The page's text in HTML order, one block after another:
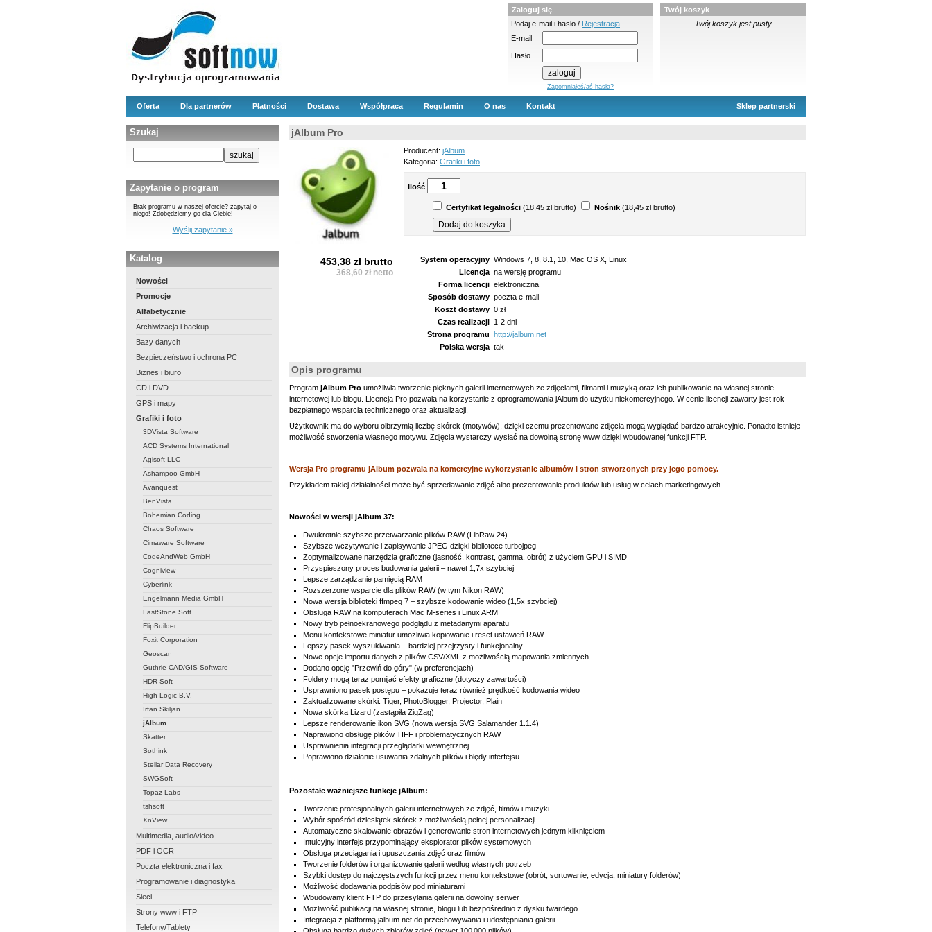
Zaloguj się
Podaj e-mail i hasło / Rejestracja
E-mail
Hasło
Zapomniałeś/aś hasła?
Twój koszyk
Twój koszyk jest pusty
Oferta Dla partnerów Płatności Dostawa Współpraca Regulamin O nas Kontakt Sklep partnerski
Szukaj
Zapytanie o program
Brak programu w naszej ofercie? zapytaj o
niego! Zdobędziemy go dla Ciebie!
Wyślij zapytanie »
Katalog
Nowości
Promocje
Alfabetycznie
Archiwizacja i backup
Bazy danych
Bezpieczeństwo i ochrona PC
Biznes i biuro
CD i DVD
GPS i mapy
Grafiki i foto
3DVista Software
ACD Systems International
Agisoft LLC
Ashampoo GmbH
Avanquest
BenVista
Bohemian Coding
Chaos Software
Cimaware Software
CodeAndWeb GmbH
Cogniview
Cyberlink
Engelmann Media GmbH
FastStone Soft
FlipBuilder
Foxit Corporation
Geoscan
Guthrie CAD/GIS Software
HDR Soft
High-Logic B.V.
Irfan Skiljan
jAlbum
Skatter
Sothink
Stellar Data Recovery
SWGSoft
Topaz Labs
tshsoft
XnView
Multimedia, audio/video
PDF i OCR
Poczta elektroniczna i fax
Programowanie i diagnostyka
Sieci
Strony www i FTP
Telefony/Tablety
jAlbum Pro
Producent: jAlbum
Kategoria: Grafiki i foto
Ilość
Certyfikat legalności (18,45 zł brutto) Nośnik (18,45 zł brutto)
453,38 zł brutto
368,60 zł netto
System operacyjny Windows 7, 8, 8.1, 10, Mac OS X, Linux
Licencja na wersję programu
Forma licencji elektroniczna
Sposób dostawy poczta e-mail
Koszt dostawy 0 zł
Czas realizacji 1-2 dni
Strona programu http://jalbum.net
Polska wersja tak
Opis programu
Program jAlbum Pro umożliwia tworzenie pięknych galerii internetowych ze zdjęciami, filmami i muzyką oraz ich publikowanie na własnej stronie
internetowej lub blogu. Licencja Pro pozwala na korzystanie z oprogramowania jAlbum do użytku niekomercyjnego. W cenie licencji zawarty jest rok
bezpłatnego wsparcia technicznego oraz aktualizacji.
Użytkownik ma do wyboru olbrzymią liczbę skórek (motywów), dzięki czemu prezentowane zdjęcia mogą wyglądać bardzo atrakcyjnie. Ponadto istnieje
możliwość stworzenia własnego motywu. Zdjęcia wystarczy wysłać na dowolną stronę www dzięki wbudowanej funkcji FTP.
Wersja Pro programu jAlbum pozwala na komercyjne wykorzystanie albumów i stron stworzonych przy jego pomocy.
Przykładem takiej działalności może być sprzedawanie zdjęć albo prezentowanie produktów lub usług w celach marketingowych.
Nowości w wersji jAlbum 37:
Dwukrotnie szybsze przetwarzanie plików RAW (LibRaw 24)
Szybsze wczytywanie i zapisywanie JPEG dzięki bibliotece turbojpeg
Zoptymalizowane narzędzia graficzne (jasność, kontrast, gamma, obrót) z użyciem GPU i SIMD
Przyspieszony proces budowania galerii – nawet 1,7x szybciej
Lepsze zarządzanie pamięcią RAM
Rozszerzone wsparcie dla plików RAW (w tym Nikon RAW)
Nowa wersja biblioteki ffmpeg 7 – szybsze kodowanie wideo (1,5x szybciej)
Obsługa RAW na komputerach Mac M-series i Linux ARM
Nowy tryb pełnoekranowego podglądu z metadanymi aparatu
Menu kontekstowe miniatur umożliwia kopiowanie i reset ustawień RAW
Lepszy pasek wyszukiwania – bardziej przejrzysty i funkcjonalny
Nowe opcje importu danych z plików CSV/XML z możliwością mapowania zmiennych
Dodano opcję "Przewiń do góry" (w preferencjach)
Foldery mogą teraz pomijać efekty graficzne (dotyczy zawartości)
Usprawniono pasek postępu – pokazuje teraz również prędkość kodowania wideo
Zaktualizowane skórki: Tiger, PhotoBlogger, Projector, Plain
Nowa skórka Lizard (zastąpiła ZigZag)
Lepsze renderowanie ikon SVG (nowa wersja SVG Salamander 1.1.4)
Naprawiono obsługę plików TIFF i problematycznych RAW
Usprawnienia integracji przeglądarki wewnętrznej
Poprawiono działanie usuwania zdalnych plików i błędy interfejsu
Pozostałe ważniejsze funkcje jAlbum:
Tworzenie profesjonalnych galerii internetowych ze zdjęć, filmów i muzyki
Wybór spośród dziesiątek skórek z możliwością pełnej personalizacji
Automatyczne skalowanie obrazów i generowanie stron internetowych jednym kliknięciem
Intuicyjny interfejs przypominający eksplorator plików systemowych
Obsługa przeciągania i upuszczania zdjęć oraz filmów
Tworzenie folderów i organizowanie galerii według własnych potrzeb
Szybki dostęp do najczęstszych funkcji przez menu kontekstowe (obrót, sortowanie, edycja, miniatury folderów)
Możliwość dodawania podpisów pod miniaturami
Wbudowany klient FTP do przesyłania galerii na dowolny serwer
Możliwość publikacji na własnej stronie, blogu lub bezpośrednio z dysku twardego
Integracja z platformą jalbum.net do przechowywania i udostępniania galerii